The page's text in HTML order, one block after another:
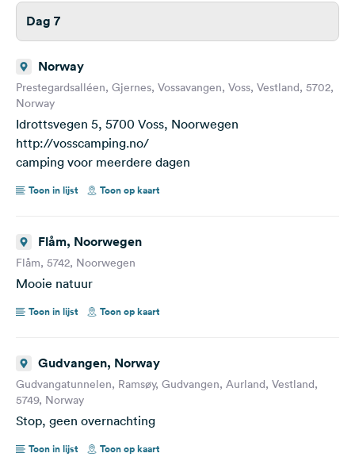
Dag 7
Norway
Prestegardsalléen, Gjernes, Vossavangen, Voss, Vestland, 5702,
Norway
Idrottsvegen 5, 5700 Voss, Noorwegen
http://vosscamping.no/
camping voor meerdere dagen
Toon in lijst Toon op kaart
Flåm, Noorwegen
Flåm, 5742, Noorwegen
Mooie natuur
Toon in lijst Toon op kaart
Gudvangen, Norway
Gudvangatunnelen, Ramsøy, Gudvangen, Aurland, Vestland,
5749, Norway
Stop, geen overnachting
Toon in lijst Toon op kaart